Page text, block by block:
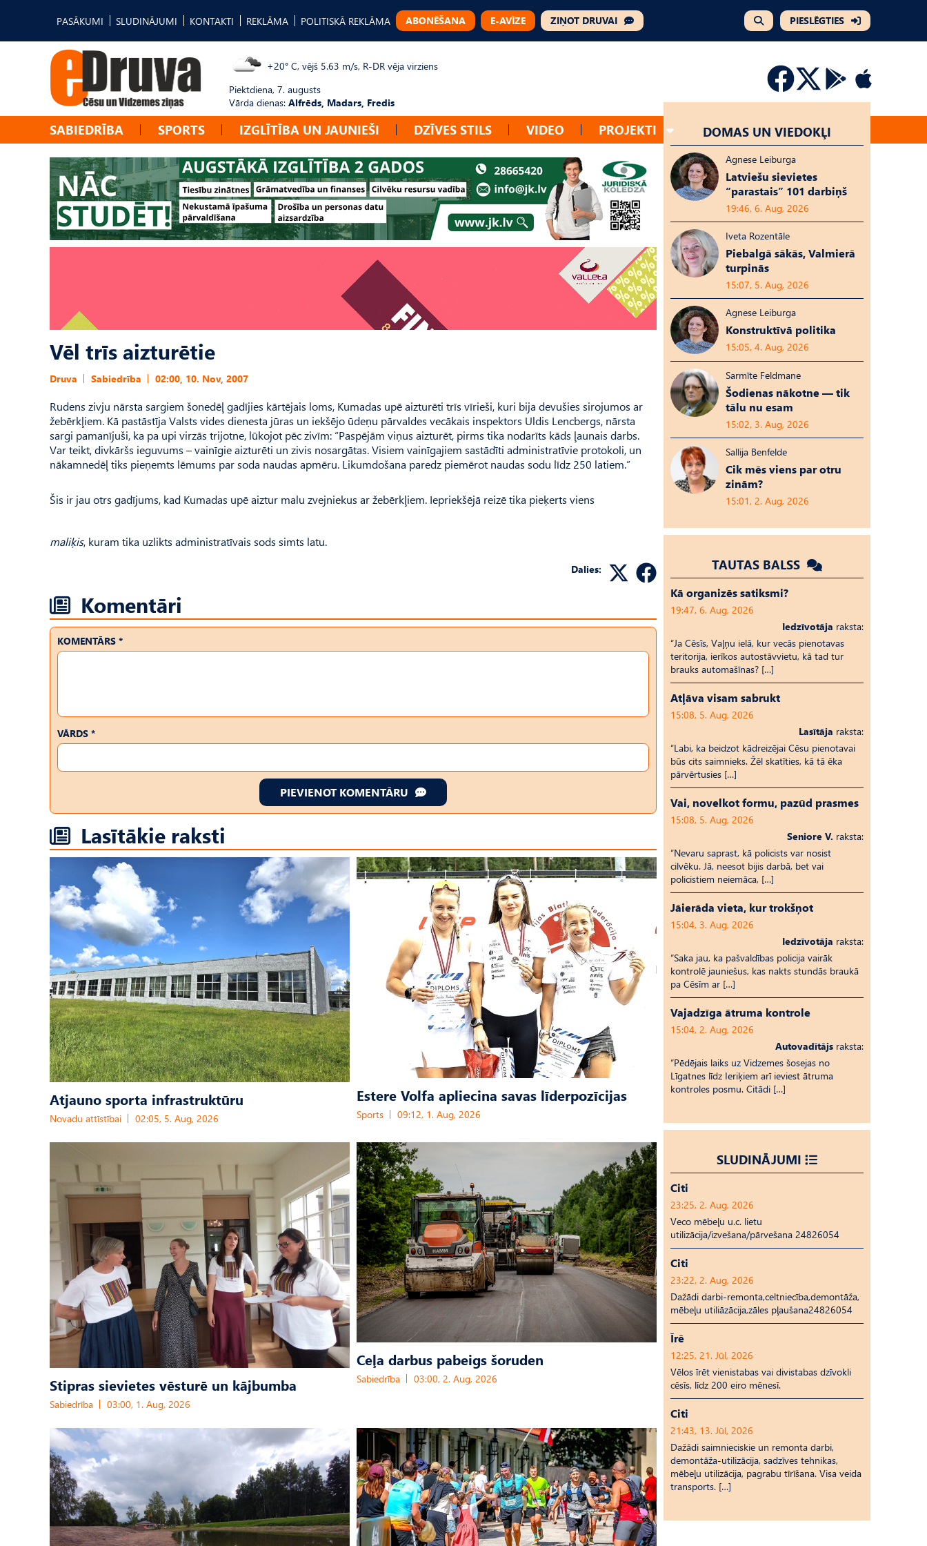
PASĀKUMI SLUDINĀJUMI KONTAKTI REKLĀMA POLITISKĀ REKLĀMA ABONĒŠANA E-AVĪZE ZIŅOT DRUVAI PIESLĒGTIES
+20° C, vējš 5.63 m/s, R-DR vēja virziens
Piektdiena, 7. augusts
Vārda dienas: Alfrēds, Madars, Fredis
SABIEDRĪBA SPORTS IZGLĪTĪBA UN JAUNIEŠI DZĪVES STILS VIDEO PROJEKTI
Vēl trīs aizturētie
Druva Sabiedrība 02:00, 10. Nov, 2007
Rudens zivju nārsta sargiem šonedēļ gadījies kārtējais loms, Kumadas upē aizturēti trīs vīrieši, kuri bija devušies sirojumos ar
žebērkļiem. Kā pastāstīja Valsts vides dienesta jūras un iekšējo ūdeņu pārvaldes vecākais inspektors Uldis Lencbergs, nārsta
sargi pamanījuši, ka pa upi virzās trijotne, lūkojot pēc zivīm: “Paspējām viņus aizturēt, pirms tika nodarīts kāds ļaunais darbs.
Var teikt, divkāršs ieguvums – vainīgie aizturēti un zivis nosargātas. Visiem vainīgajiem sastādīti administratīvie protokoli, un
nākamnedēļ tiks pieņemts lēmums par soda naudas apmēru. Likumdošana paredz piemērot naudas sodu līdz 250 latiem.”
Šis ir jau otrs gadījums, kad Kumadas upē aiztur malu zvejniekus ar žebērkļiem. Iepriekšējā reizē tika pieķerts viens
maliķis, kuram tika uzlikts administratīvais sods simts latu.
Dalies:
Komentāri
KOMENTĀRS *
VĀRDS *
PIEVIENOT KOMENTĀRU
Lasītākie raksti
Atjauno sporta infrastruktūru
Novadu attīstībai 02:05, 5. Aug, 2026
Estere Volfa apliecina savas līderpozīcijas
Sports 09:12, 1. Aug, 2026
Stipras sievietes vēsturē un kājbumba
Sabiedrība 03:00, 1. Aug, 2026
Ceļa darbus pabeigs šoruden
Sabiedrība 03:00, 2. Aug, 2026
DOMAS UN VIEDOKĻI
Agnese Leiburga
Latviešu sievietes
“parastais” 101 darbiņš
19:46, 6. Aug, 2026
Iveta Rozentāle
Piebalgā sākās, Valmierā
turpinās
15:07, 5. Aug, 2026
Agnese Leiburga
Konstruktīvā politika
15:05, 4. Aug, 2026
Sarmīte Feldmane
Šodienas nākotne — tik
tālu nu esam
15:02, 3. Aug, 2026
Sallija Benfelde
Cik mēs viens par otru
zinām?
15:01, 2. Aug, 2026
TAUTAS BALSS
Kā organizēs satiksmi?
19:47, 6. Aug, 2026
Iedzīvotāja raksta:
“Ja Cēsīs, Vaļņu ielā, kur vecās pienotavas
teritorija, ierīkos autostāvvietu, kā tad tur
brauks automašīnas? […]
Atļāva visam sabrukt
15:08, 5. Aug, 2026
Lasītāja raksta:
“Labi, ka beidzot kādreizējai Cēsu pienotavai
būs cits saimnieks. Žēl skatīties, kā tā ēka
pārvērtusies […]
Vai, novelkot formu, pazūd prasmes
15:08, 5. Aug, 2026
Seniore V. raksta:
“Nevaru saprast, kā policists var nosist
cilvēku. Jā, neesot bijis darbā, bet vai
policistiem neiemāca, […]
Jāierāda vieta, kur trokšņot
15:04, 3. Aug, 2026
Iedzīvotāja raksta:
“Saka jau, ka pašvaldības policija vairāk
kontrolē jauniešus, kas nakts stundās braukā
pa Cēsīm ar […]
Vajadzīga ātruma kontrole
15:04, 2. Aug, 2026
Autovadītājs raksta:
“Pēdējais laiks uz Vid­ze­mes šosejas no
Līgatnes līdz Ieriķiem arī ieviest ātruma
kontroles posmu. Citādi […]
SLUDINĀJUMI
Citi
23:25, 2. Aug, 2026
Veco mēbeļu u.c. lietu
utilizācija/izvešana/pārvešana 24826054
Citi
23:22, 2. Aug, 2026
Dažādi darbi-remonta,celtniecība,demontāža,
mēbeļu utiliāzācija,zāles pļaušana24826054
Īrē
12:25, 21. Jūl, 2026
Vēlos īrēt vienistabas vai divistabas dzīvokli
cēsīs, līdz 200 eiro mēnesī.
Citi
21:43, 13. Jūl, 2026
Dažādi saimnieciskie un remonta darbi,
demontāža-utilizācija, sadzīves tehnikas,
mēbeļu utilizācija, pagrabu tīrīšana. Visa veida
transports. […]